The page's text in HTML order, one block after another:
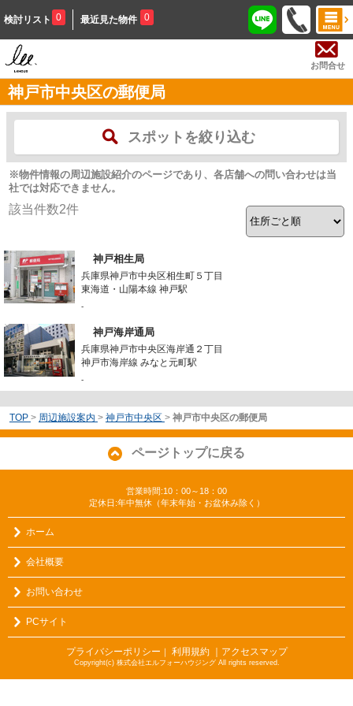
検討リスト 0 最近見た物件 0
お問合せ
神戸市中央区の郵便局
スポットを絞り込む
※物件情報の周辺施設紹介のページであり、各店舗への問い合わせは当
社では対応できません。
該当件数2件
神戸相生局
兵庫県神戸市中央区相生町５丁目
東海道・山陽本線 神戸駅
-
神戸海岸通局
兵庫県神戸市中央区海岸通２丁目
神戸市海岸線 みなと元町駅
-
TOP > 周辺施設案内 > 神戸市中央区 > 神戸市中央区の郵便局
ページトップに戻る
営業時間:10：00～18：00
定休日:年中無休（年末年始・お盆休み除く）
ホーム
会社概要
お問い合わせ
PCサイト
プライバシーポリシー ｜ 利用規約 ｜アクセスマップ
Copyright(c) 株式会社エルフォーハウジング All rights reserved.